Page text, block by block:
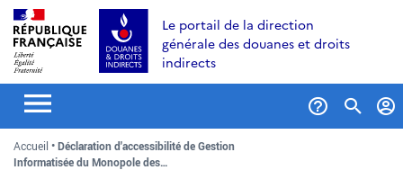
Aller
au
contenu
Aller
recherche
Aller
au
menu
Le portail de la direction
générale des douanes et droits
indirects
Accueil
Déclaration d'accessibilité de Gestion
Informatisée du Monopole des…